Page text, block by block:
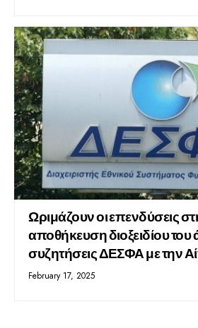
Ωριμάζουν οι επενδύσεις
αποθήκευση διοξειδίου του
συζητήσεις ΔΕΣΦΑ με την
February 17, 2025